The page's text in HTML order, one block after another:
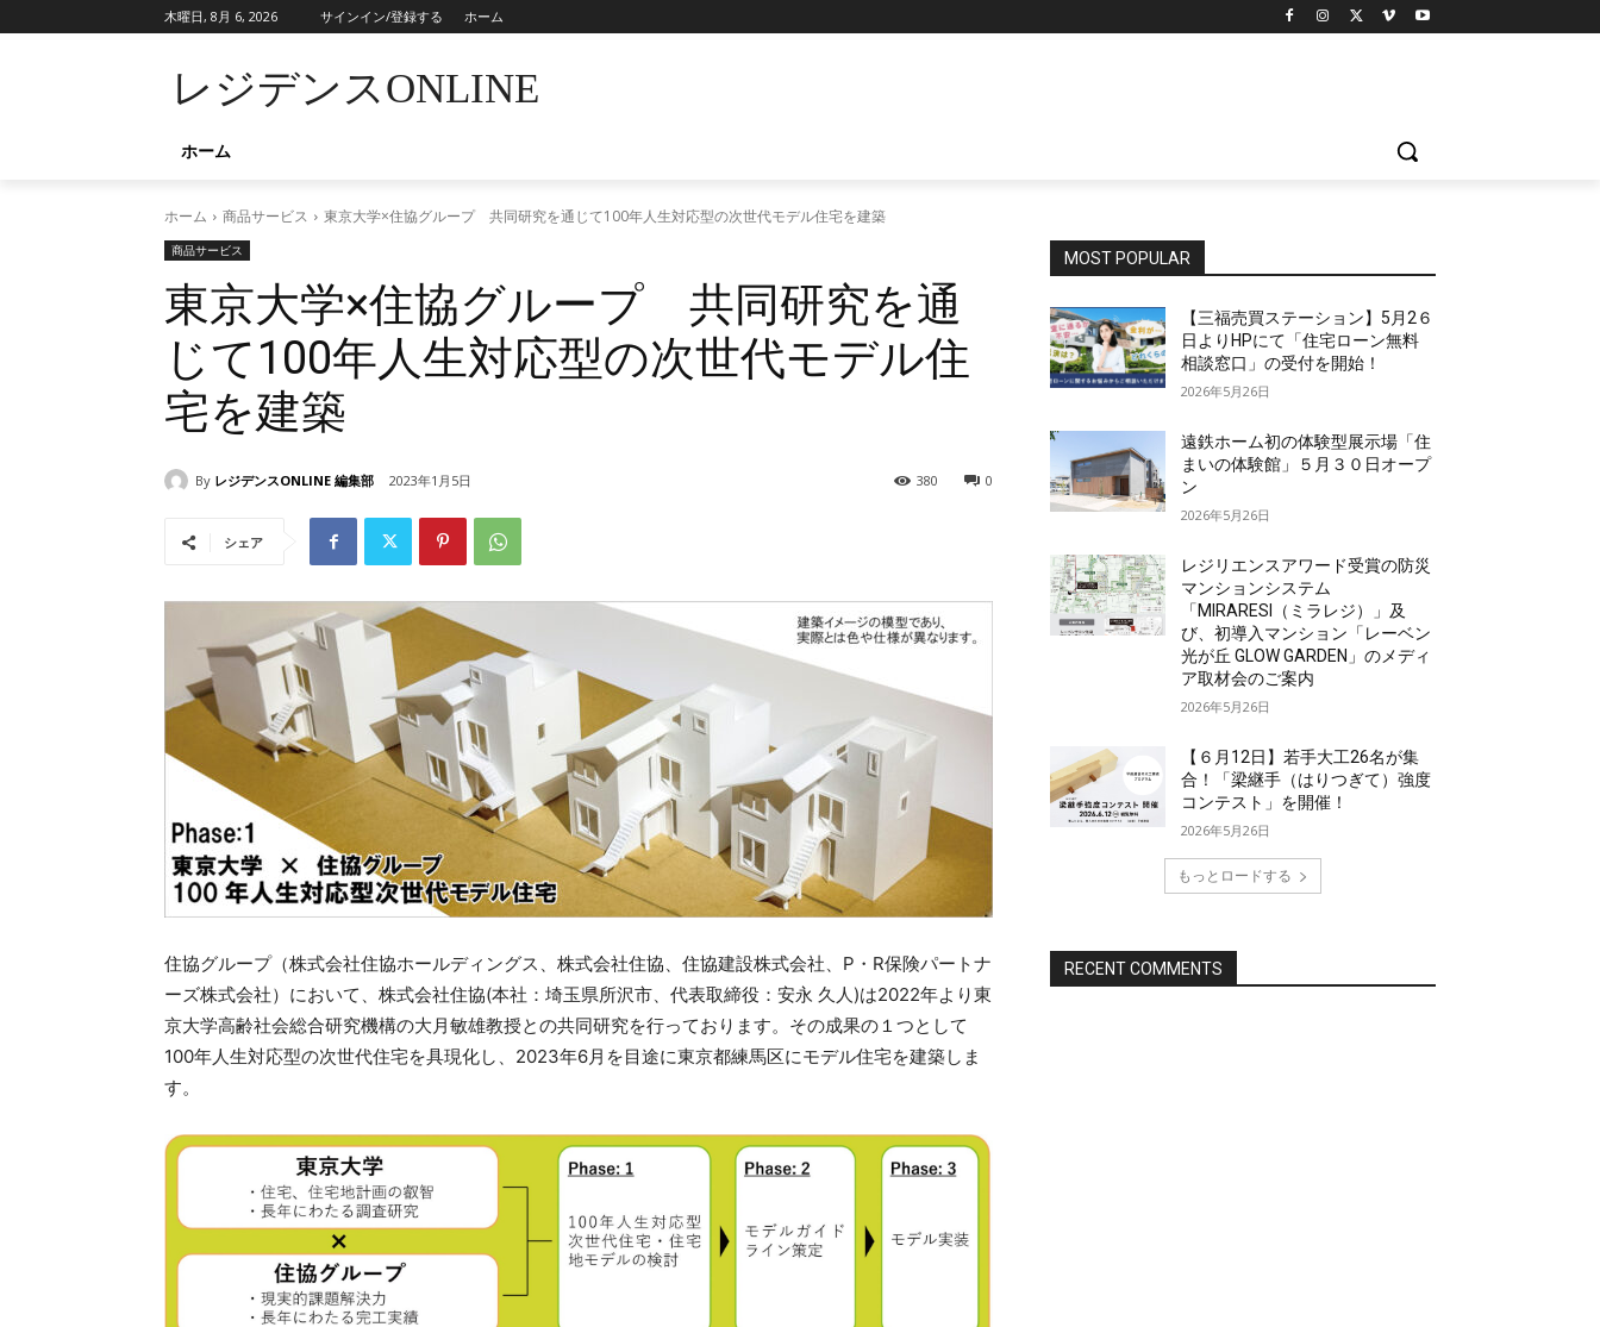
木曜日, 8月 6, 2026 サインイン/登録する ホーム
レジデンスONLINE
ホーム
ホーム 商品サービス 東京大学×住協グループ 共同研究を通じて100年人生対応型の次世代モデル住宅を建築
商品サービス
東京大学×住協グループ 共同研究を通
じて100年人生対応型の次世代モデル住
宅を建築
By レジデンスONLINE 編集部 2023年1月5日 0
380
シェア
住協グループ（株式会社住協ホールディングス、株式会社住協、住協建設株式会社、P・R保険パートナ
ーズ株式会社）において、株式会社住協(本社：埼玉県所沢市、代表取締役：安永 久人)は2022年より東
京大学高齢社会総合研究機構の大月敏雄教授との共同研究を行っております。その成果の１つとして
100年人生対応型の次世代住宅を具現化し、2023年6月を目途に東京都練馬区にモデル住宅を建築しま
す。
MOST POPULAR
【三福売買ステーション】5月2６
日よりHPにて「住宅ローン無料
相談窓口」の受付を開始！
2026年5月26日
遠鉄ホーム初の体験型展示場「住
まいの体験館」５月３０日オープ
ン
2026年5月26日
レジリエンスアワード受賞の防災
マンションシステム
「MIRARESI（ミラレジ）」及
び、初導入マンション「レーベン
光が丘 GLOW GARDEN」のメディ
ア取材会のご案内
2026年5月26日
【６月12日】若手大工26名が集
合！「梁継手（はりつぎて）強度
コンテスト」を開催！
2026年5月26日
もっとロードする
RECENT COMMENTS